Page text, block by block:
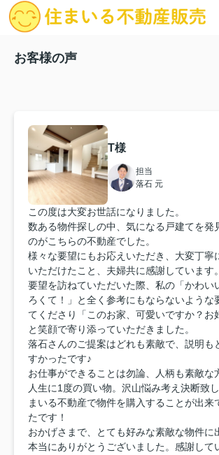
お客様の声
T様
担当
落石 元
この度は大変お世話になりました。
数ある物件探しの中、気になる戸建てを発
のがこちらの不動産でした。
様々な要望にもお応えいただき、大変丁寧
いただけたこと、夫婦共に感謝しています。
要望を訪ねていただいた際、私の「かわい
ろくて！」と全く参考にもならないような
てくださり「このお家、可愛いですか？お
と笑顔で寄り添っていただきました。
落石さんのご提案はどれも素敵で、説明も
すかったです♪
お仕事ができることは勿論、人柄も素敵な
人生に1度の買い物。沢山悩み考え決断致
まいる不動産で物件を購入することが出来
たです！
おかげさまで、とても好みな素敵な物件に
本当にありがとうございました。感謝して